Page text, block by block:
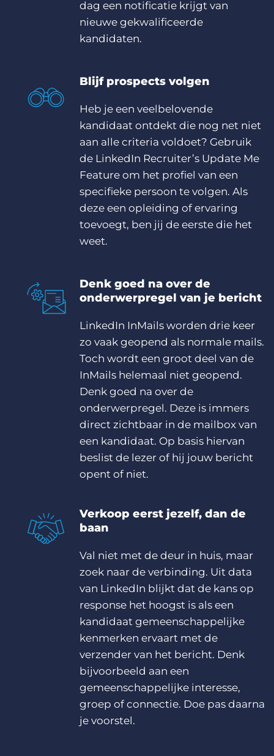
dag een notificatie krijgt van
nieuwe gekwalificeerde
kandidaten.
Blijf prospects volgen
Heb je een veelbelovende
kandidaat ontdekt die nog net niet
aan alle criteria voldoet? Gebruik
de LinkedIn Recruiter’s Update Me
Feature om het profiel van een
specifieke persoon te volgen. Als
deze een opleiding of ervaring
toevoegt, ben jij de eerste die het
weet.
Denk goed na over de
onderwerpregel van je bericht
LinkedIn InMails worden drie keer
zo vaak geopend als normale mails.
Toch wordt een groot deel van de
InMails helemaal niet geopend.
Denk goed na over de
onderwerpregel. Deze is immers
direct zichtbaar in de mailbox van
een kandidaat. Op basis hiervan
beslist de lezer of hij jouw bericht
opent of niet.
Verkoop eerst jezelf, dan de
baan
Val niet met de deur in huis, maar
zoek naar de verbinding. Uit data
van LinkedIn blijkt dat de kans op
response het hoogst is als een
kandidaat gemeenschappelijke
kenmerken ervaart met de
verzender van het bericht. Denk
bijvoorbeeld aan een
gemeenschappelijke interesse,
groep of connectie. Doe pas daarna
je voorstel.